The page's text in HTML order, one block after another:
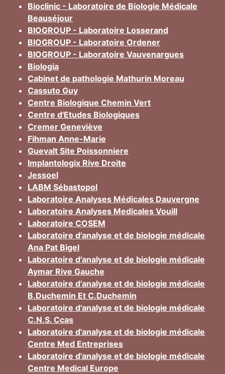
Bioclinic - Laboratoire de Biologie Médicale
Beauséjour
BIOGROUP - Laboratoire Losserand
BIOGROUP - Laboratoire Ordener
BIOGROUP - Laboratoire Vauvenargues
Biologia
Cabinet de pathologie Mathurin Moreau
Cassuto Guy
Centre Biologique Chemin Vert
Centre d'Etudes Biologiques
Cremer Geneviève
Fihman Anne-Marie
Guevalt Site Poissonniere
Implantologix Rive Droite
Jessoel
LABM Sébastopol
Laboratoire Analyses Médicales Dauvergne
Laboratoire Analyses Medicales Vouill
Laboratoire COSEM
Laboratoire d'analyse et de biologie médicale
Ana Pat Bigel
Laboratoire d'analyse et de biologie médicale
Aymar Rive Gauche
Laboratoire d'analyse et de biologie médicale
B.Duchemin Et C.Duchemin
Laboratoire d'analyse et de biologie médicale
C.N.S. Ccas
Laboratoire d'analyse et de biologie médicale
Centre Med Entreprises
Laboratoire d'analyse et de biologie médicale
Centre Medical Europe